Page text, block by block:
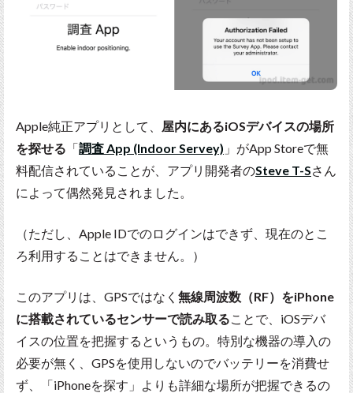
Apple純正アプリとして、
屋内にあるiOSデバイスの場所
を探せる 「調査 App (Indoor Servey) 」がApp Storeで無
料配信されていることが、アプリ開発者のSteve T-Sさん
によって偶然発見されました。
（ただし、Apple IDでのログインはできず、現在のとこ
ろ利用することはできません。）
このアプリは、GPSではなく 無線周波数（RF）をiPhone
に搭載されているセンサーで読み取る ことで、iOSデバ
イスの位置を把握するというもの。特別な機器の導入の
必要が無く、GPSを使用しないのでバッテリーを消費せ
ず、「iPhoneを探す」よりも詳細な場所が把握できるの